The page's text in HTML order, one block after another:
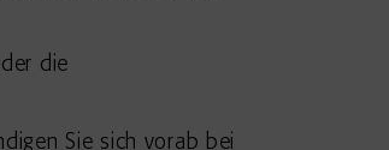
die
Sie sich vorab bei